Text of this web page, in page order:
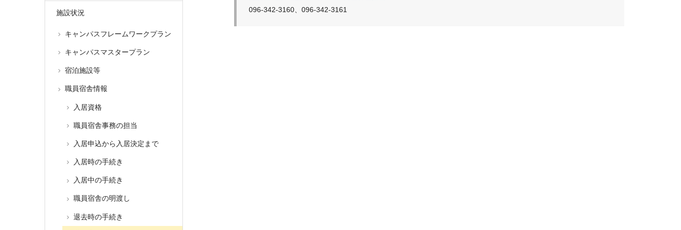
096-342-3160、096-342-3161
施設状況
キャンパスフレームワークプラン
キャンパスマスタープラン
宿泊施設等
職員宿舎情報
入居資格
職員宿舎事務の担当
入居申込から入居決定まで
入居時の手続き
入居中の手続き
職員宿舎の明渡し
退去時の手続き